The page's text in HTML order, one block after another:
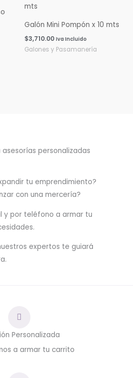
Galón Mini Pompón x 10 mts
$3,710.00 Iva Incluido
Galones y Pasamanería
personalizadas
tu emprendimiento?
con una mercería?
y por teléfono a armar tu
expertos te guiará
Personalizada
a armar tu carrito